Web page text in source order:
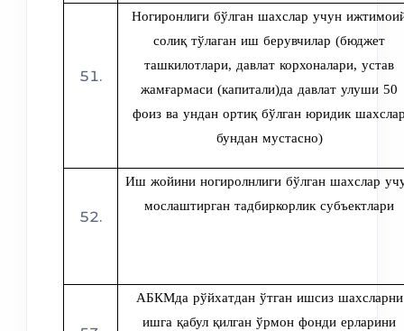
Ногиронлиги бўлган шахслар учун
солиқ тўлаган иш берувчилар (бюджет
ташкилотлари, давлат корхоналари, устав
жамғармаси (капитали)да давлат улуши 50
фоиз ва ундан ортиқ бўлган юридик
бундан мустасно)
Иш жойини ногиролнлиги бўлган шахслар
мослаштирган тадбиркорлик субъектлари
АБКМда рўйхатдан ўтган ишсиз шахсларни
ишга қабул қилган ўрмон фонди ерларини